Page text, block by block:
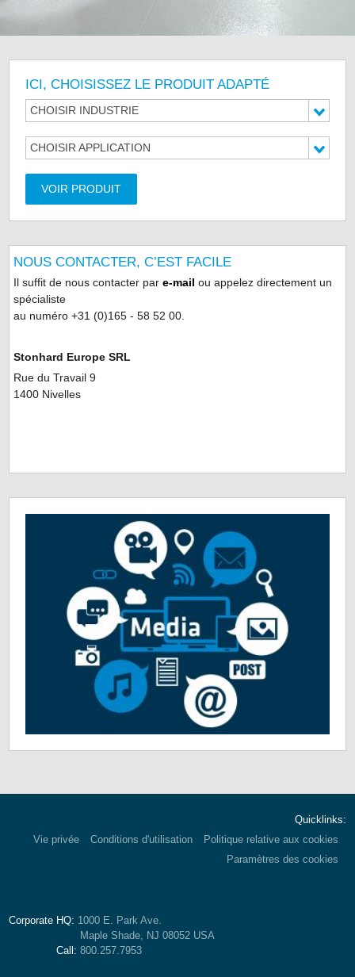
ICI, CHOISISSEZ LE PRODUIT ADAPTÉ
CHOISIR INDUSTRIE
CHOISIR APPLICATION
VOIR PRODUIT
NOUS CONTACTER, C’EST FACILE
Il suffit de nous contacter pare-mail ou appelez directement un
spécialiste
au numéro +31 (0)165 - 58 52 00.
Stonhard Europe SRL
Rue du Travail 9
1400 Nivelles
Quicklinks:
Vie privée
Conditions d'utilisation
Politique relative aux cookies
Paramètres des cookies
Corporate HQ: 1000 E. Park Ave.
Maple Shade, NJ 08052 USA
Call: 800.257.7953